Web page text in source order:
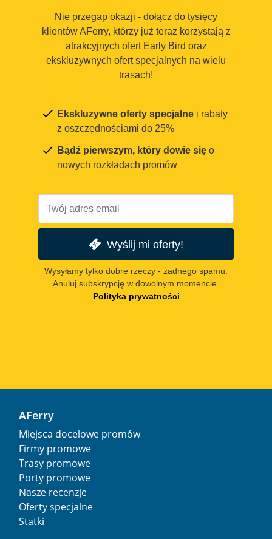
Nie przegap okazji - dołącz do tysięcy
klientów AFerry, którzy już teraz korzystają z
atrakcyjnych ofert Early Bird oraz
ekskluzywnych ofert specjalnych na wielu
trasach!
Ekskluzywne oferty specjalne i rabaty
z oszczędnościami do 25%
Bądź pierwszym, który dowie się o
nowych rozkładach promów
Wyślij mi oferty!
Wysyłamy tylko dobre rzeczy - żadnego spamu.
Anuluj subskrypcję w dowolnym momencie.
Polityka prywatności
AFerry
Miejsca docelowe promów
Firmy promowe
Trasy promowe
Porty promowe
Nasze recenzje
Oferty specjalne
Statki